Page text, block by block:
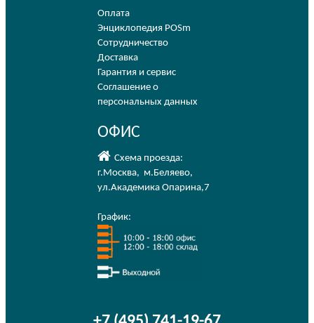
Оплата
Энциклопедия POSm
Сотрудничество
Доставка
Гарантия и сервис
Соглашение о
персональных данных
ОФИС
Схема проезда:
г.Москва, м.Беляево,
ул.Академика Опарина,7
График: